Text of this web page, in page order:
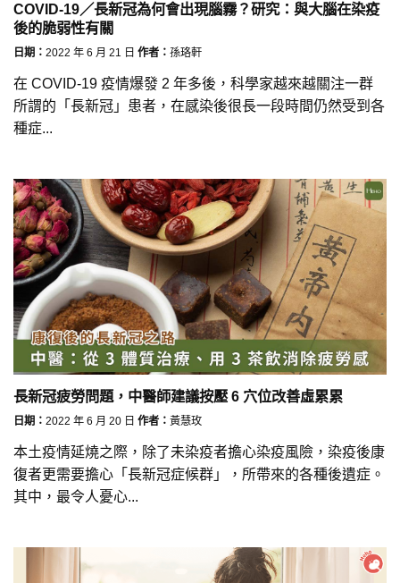
COVID-19／長新冠為何會出現腦霧？研究：與大腦在染疫
後的脆弱性有關
日期： 2022 年 6 月 21 日 作者： 孫珞軒
在 COVID-19 疫情爆發 2 年多後，科學家越來越關注一群
所謂的「長新冠」患者，在感染後很長一段時間仍然受到各
種症...
長新冠疲勞問題，中醫師建議按壓 6 穴位改善虛累累
日期： 2022 年 6 月 20 日 作者： 黃慧玫
本土疫情延燒之際，除了未染疫者擔心染疫風險，染疫後康
復者更需要擔心「長新冠症候群」，所帶來的各種後遺症。
其中，最令人憂心...